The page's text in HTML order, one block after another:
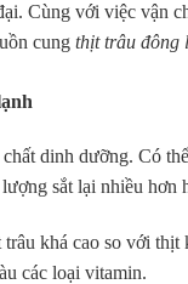
Cùng với việc vận
cung thịt trâu đông
dinh dưỡng. Có
sắt lại nhiều
khá cao so với
các loại vitamin.